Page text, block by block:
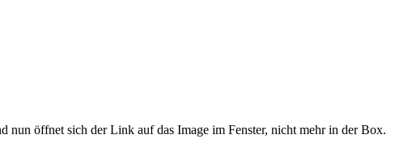
öffnet sich der Link auf das Image im Fenster, nicht mehr in der Box.